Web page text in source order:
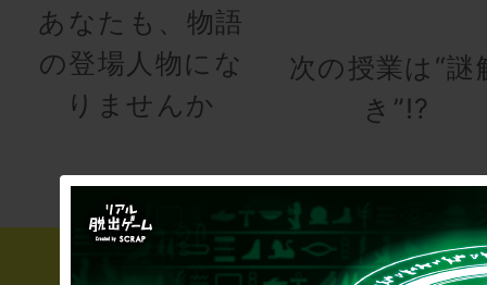
あなたも、物語
の登場人物にな
りませんか
次の授業は“謎
き”!?